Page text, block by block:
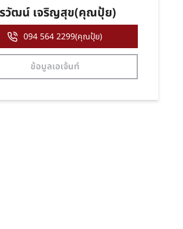
วัฒน์ เจริญสุข(คุณปุ้ย)
094 564 2299(คุณปุ้ย)
ข้อมูลเอเจ้นท์